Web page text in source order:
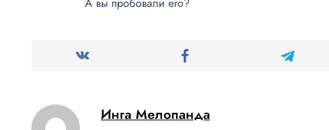
А вы пробовали его?
Инга Мелопанда